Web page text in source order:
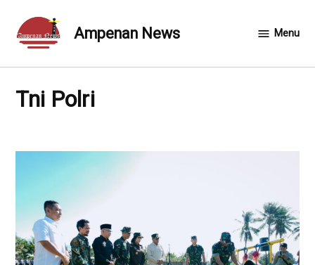
content
Ampenan News Menu
Tni Polri